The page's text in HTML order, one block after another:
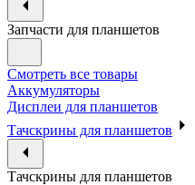
Запчасти для планшетов
Смотреть все товары
Аккумуляторы
Дисплеи для планшетов
Тачскрины для планшетов
Тачскрины для планшетов